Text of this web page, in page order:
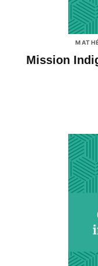
Mission